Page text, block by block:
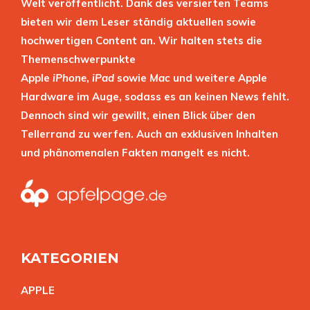
Welt veröffentlicht. Dank des versierten Teams
bieten wir dem Leser ständig aktuellen sowie
hochwertigen Content an. Wir halten stets die
Themenschwerpunkte
Apple iPhone, iPad sowie Mac und weitere Apple
Hardware im Auge, sodass es an keinen News fehlt.
Dennoch sind wir gewillt, einen Blick über den
Tellerrand zu werfen. Auch an exklusiven Inhalten
und phänomenalen Fakten mangelt es nicht.
KATEGORIEN
APPLE